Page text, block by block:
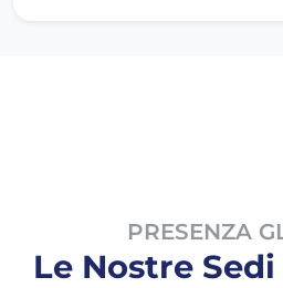
PRESENZA
Le Nostre